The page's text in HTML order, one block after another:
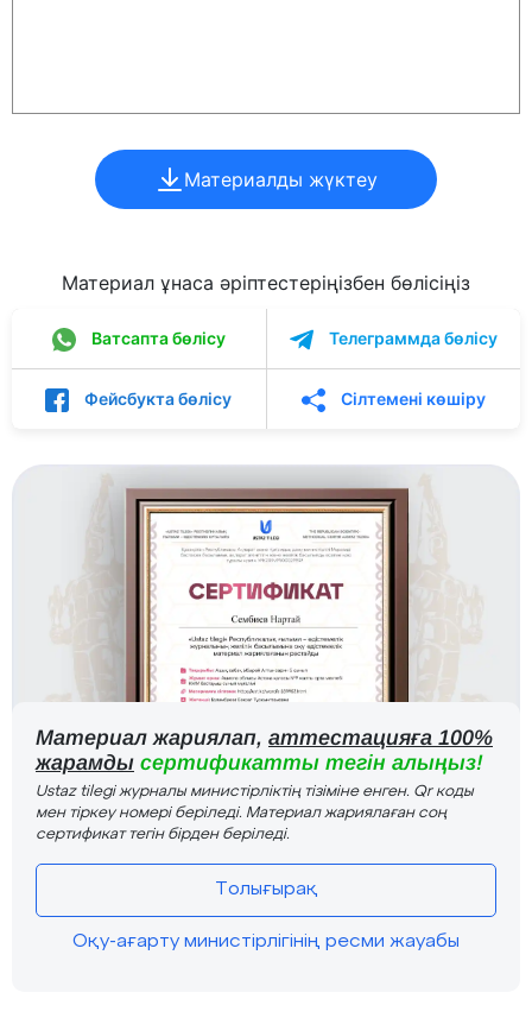
Материалды жүктеу
Материал ұнаса әріптестеріңізбен бөлісіңіз
Ватсапта бөлісу Телеграммда бөлісу
Фейсбукта бөлісу Сілтемені көшіру
Материал жариялап, аттестацияға 100%
жарамды сертификатты тегін алыңыз!
Ustaz tilegi журналы министірліктің тізіміне енген. Qr коды
мен тіркеу номері беріледі. Материал жариялаған соң
сертификат тегін бірден беріледі.
Толығырақ
Оқу-ағарту министірлігінің ресми жауабы